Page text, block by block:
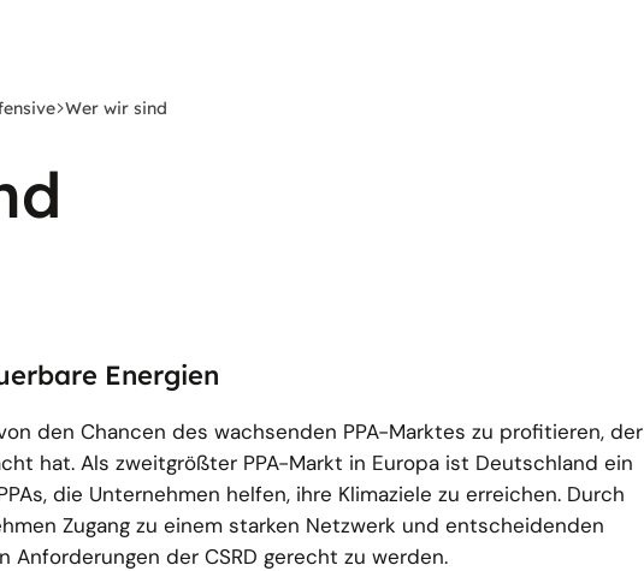
Wer wir sind
Energien
den Chancen des wachsenden PPA-Marktes zu profitieren, der
hat. Als zweitgrößter PPA-Markt in Europa ist Deutschland ein
die Unternehmen helfen, ihre Klimaziele zu erreichen. Durch
Zugang zu einem starken Netzwerk und entscheidenden
Anforderungen der CSRD gerecht zu werden.